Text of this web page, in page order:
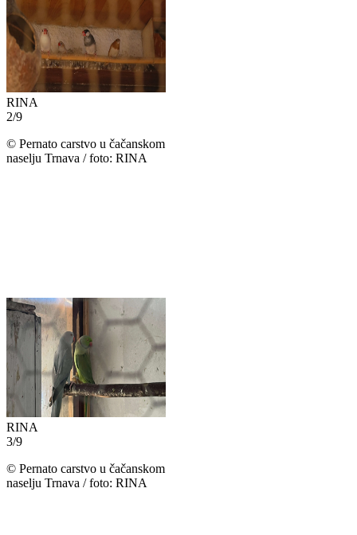
RINA
2/9
© Pernato carstvo u čačanskom
naselju Trnava / foto: RINA
RINA
3/9
© Pernato carstvo u čačanskom
naselju Trnava / foto: RINA